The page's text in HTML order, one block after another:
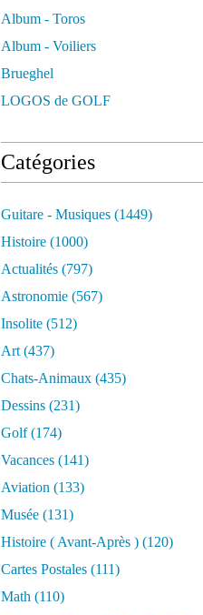
Album - Toros
Album - Voiliers
Brueghel
LOGOS de GOLF
Catégories
Guitare - Musiques (1449)
Histoire (1000)
Actualités (797)
Astronomie (567)
Insolite (512)
Art (437)
Chats-Animaux (435)
Dessins (231)
Golf(174)
Vacances (141)
Aviation (133)
Musée (131)
Histoire ( Avant-Après ) (120)
Cartes Postales (111)
Math (110)